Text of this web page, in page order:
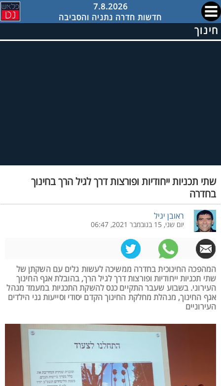
7.8.2026
חדשות חדרה נתניה והסביבה
חינוך
שתי תכניות ייחודיות ופורצות דרך לגיל הרך בחינוך
בחדרה
ראובן יגיל
יום שני, 15 בנובמבר 2021, 06:47
המהפכה החינוכית בחדרה ממשיכה לעשות גלים עם השקתן של
שתי תכניות ייחודיות ופורצות דרך לגיל הרך, בהובלת אגף החינוך
העירוני. בשבוע שעבר התקיים כנס להשקת התכניות במעמד מנהל
אגף החינוך, מנהלת מחלקת החינוך הקדם יסודי וסייעות גני הילדים
העירוניים